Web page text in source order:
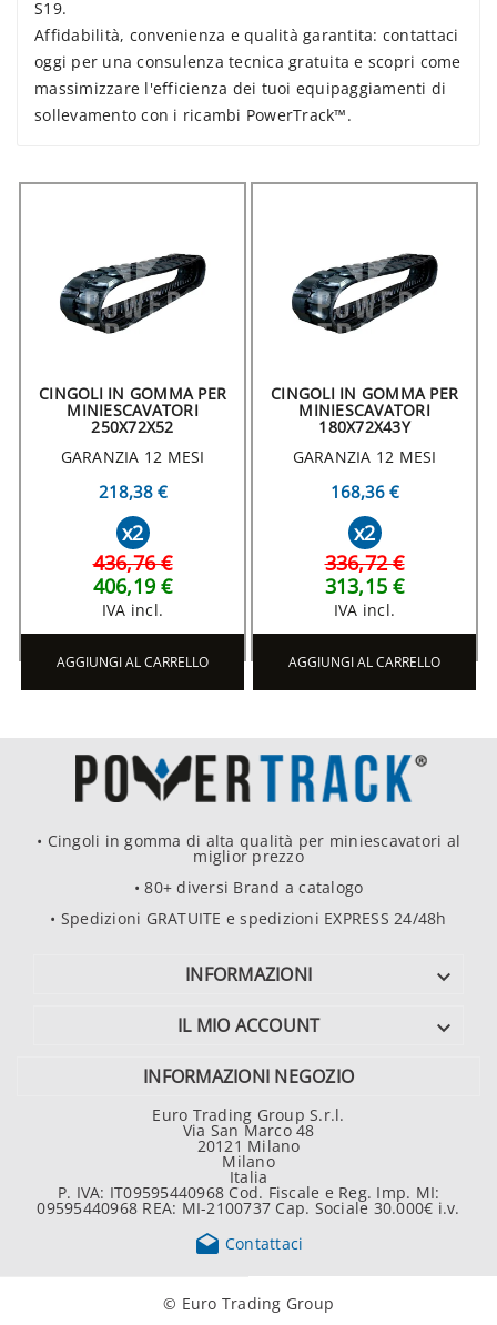
S19.
Affidabilità, convenienza e qualità garantita: contattaci
oggi per una consulenza tecnica gratuita e scopri come
massimizzare l'efficienza dei tuoi equipaggiamenti di
sollevamento con i ricambi PowerTrack™.
CINGOLI IN GOMMA PER
MINIESCAVATORI
250X72X52
GARANZIA 12 MESI
218,38 €
x2
436,76 €
406,19 €
IVA incl.
AGGIUNGI AL CARRELLO
CINGOLI IN GOMMA PER
MINIESCAVATORI
180X72X43Y
GARANZIA 12 MESI
168,36 €
x2
336,72 €
313,15 €
IVA incl.
AGGIUNGI AL CARRELLO
• Cingoli in gomma di alta qualità per miniescavatori al
miglior prezzo
• 80+ diversi Brand a catalogo
• Spedizioni GRATUITE e spedizioni EXPRESS 24/48h
INFORMAZIONI 
IL MIO ACCOUNT 
INFORMAZIONI NEGOZIO
Euro Trading Group S.r.l.
Via San Marco 48
20121 Milano
Milano
Italia
P. IVA: IT09595440968 Cod. Fiscale e Reg. Imp. MI:
09595440968 REA: MI-2100737 Cap. Sociale 30.000€ i.v.
 Contattaci
© Euro Trading Group